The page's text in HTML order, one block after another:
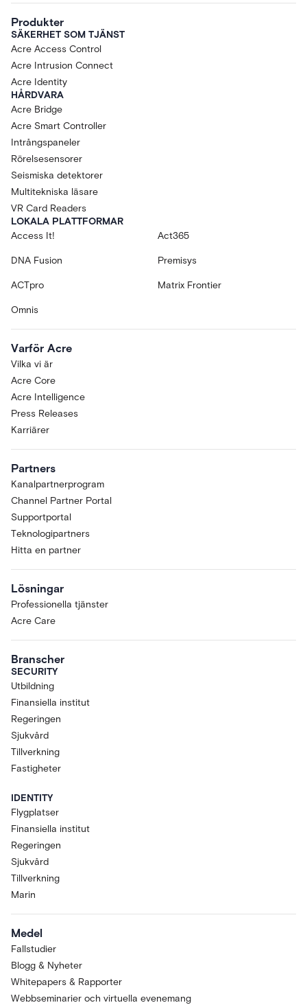
Produkter
SÄKERHET SOM TJÄNST
Acre Access Control
Acre Intrusion Connect
Acre Identity
HÅRDVARA
Acre Bridge
Acre Smart Controller
Intrångspaneler
Rörelsesensorer
Seismiska detektorer
Multitekniska läsare
VR Card Readers
LOKALA PLATTFORMAR
Access It!
Act365
DNA Fusion Premisys
ACTpro Matrix Frontier
Omnis
Varför Acre
Vilka vi är
Acre Core
Acre Intelligence
Press Releases
Karriärer
Partners
Kanalpartnerprogram
Channel Partner Portal
Supportportal
Teknologipartners
Hitta en partner
Lösningar
Professionella tjänster
Acre Care
Branscher
SECURITY
Utbildning
Finansiella institut
Regeringen
Sjukvård
Tillverkning
Fastigheter
IDENTITY
Flygplatser
Finansiella institut
Regeringen
Sjukvård
Tillverkning
Marin
Medel
Fallstudier
Blogg & Nyheter
Whitepapers & Rapporter
Webbseminarier och virtuella evenemang